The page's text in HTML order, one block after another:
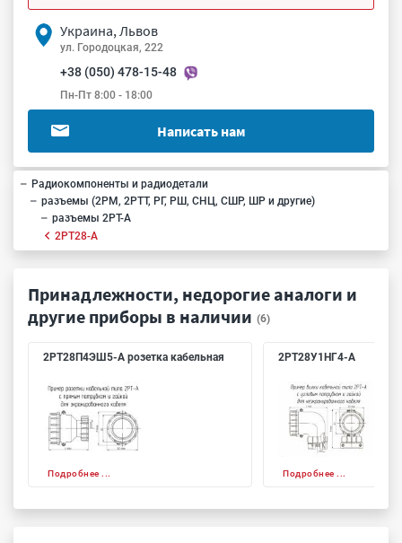
Украина, Львов
ул. Городоцкая, 222
+38 (050) 478-15-48
Пн-Пт 8:00 - 18:00
Написать нам
Радиокомпоненты и радиодетали
разъемы (2РМ, 2РТТ, РГ, РШ, СНЦ, СШР, ШР и другие)
разъемы 2РТ-А
2РТ28-А
Принадлежности, недорогие аналоги и
другие приборы в наличии (6)
2РТ28П4ЭШ5-А розетка кабельная
Подробнее ...
2РТ28У1НГ4-А
Подробнее ...